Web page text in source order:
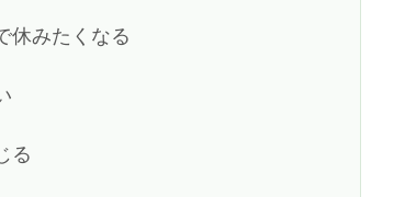
休みたくなる
る